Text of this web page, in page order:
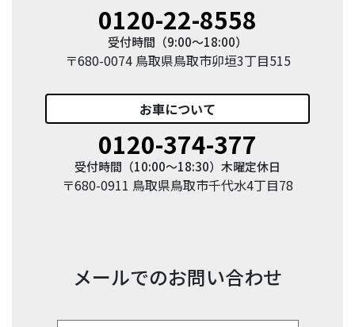
0120-22-8558
受付時間（9:00〜18:00）
〒680-0074 鳥取県鳥取市卯垣3丁目515
お車について
0120-374-377
受付時間（10:00〜18:30）木曜定休日
〒680-0911 鳥取県鳥取市千代水4丁目78
メールでのお問い合わせ